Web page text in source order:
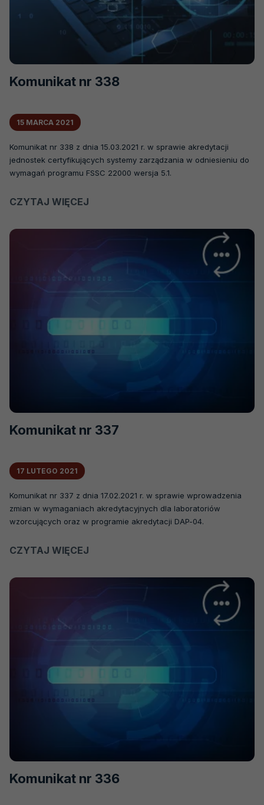
Komunikat nr 338
15 MARCA 2021
Komunikat nr 338 z dnia 15.03.2021 r. w sprawie akredytacji
jednostek certyfikujących systemy zarządzania w odniesieniu do
wymagań programu FSSC 22000 wersja 5.1.
CZYTAJ WIĘCEJ
Komunikat nr 337
17 LUTEGO 2021
Komunikat nr 337 z dnia 17.02.2021 r. w sprawie wprowadzenia
zmian w wymaganiach akredytacyjnych dla laboratoriów
wzorcujących oraz w programie akredytacji DAP-04.
CZYTAJ WIĘCEJ
Komunikat nr 336